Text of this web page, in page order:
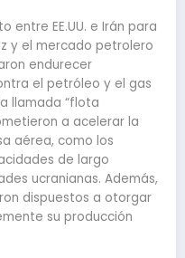
entre EE.UU. e Irán para
y el mercado petrolero
endurecer
el petróleo y el gas
llamada “flota
a acelerar la
aérea, como los
de largo
ucranianas. Además,
dispuestos a otorgar
su producción